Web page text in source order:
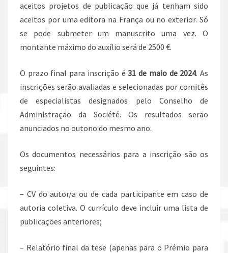
aceitos projetos de publicação que já tenham sido
aceitos por uma editora na França ou no exterior. Só
se pode submeter um manuscrito uma vez. O
montante máximo do auxílio será de 2500 €.
O prazo final para inscrição é31 de maio de 2024. As
inscrições serão avaliadas e selecionadas por comitês
de especialistas designados pelo Conselho de
Administração da Société. Os resultados serão
anunciados no outono do mesmo ano.
Os documentos necessários para a inscrição são os
seguintes:
– CV do autor/a ou de cada participante em caso de
autoria coletiva. O currículo deve incluir uma lista de
publicações anteriores;
– Relatório final da tese (apenas para o Prémio para